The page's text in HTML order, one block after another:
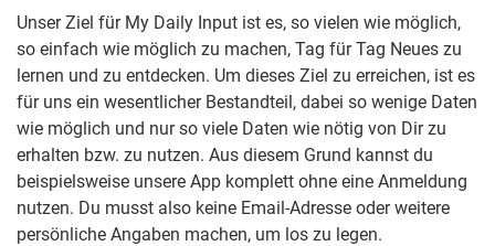
Unser Ziel für My Daily Input ist es, so vielen wie möglich,
so einfach wie möglich zu machen, Tag für Tag Neues zu
lernen und zu entdecken. Um dieses Ziel zu erreichen, ist es
für uns ein wesentlicher Bestandteil, dabei so wenige Daten
wie möglich und nur so viele Daten wie nötig von Dir zu
erhalten bzw. zu nutzen. Aus diesem Grund kannst du
beispielsweise unsere App komplett ohne eine Anmeldung
nutzen. Du musst also keine Email-Adresse oder weitere
persönliche Angaben machen, um los zu legen.